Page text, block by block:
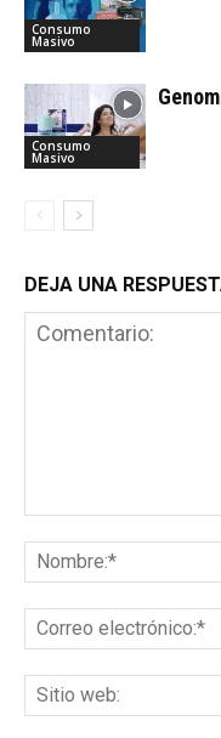
Consumo
Masivo
Consumo
Masivo
DEJA UNA